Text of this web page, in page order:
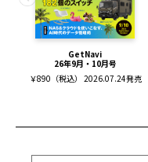
GetNavi
26年9月・10月号
￥890（税込） 2026.07.24発売